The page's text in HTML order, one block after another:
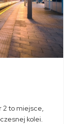
2 to miejsce,
kolei.